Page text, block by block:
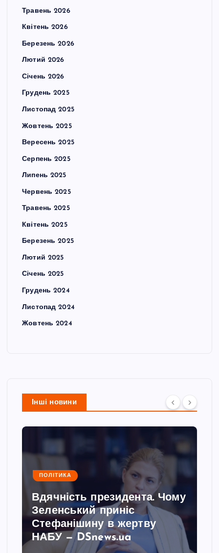
Травень 2026
Квітень 2026
Березень 2026
Лютий 2026
Січень 2026
Грудень 2025
Листопад 2025
Жовтень 2025
Вересень 2025
Серпень 2025
Липень 2025
Червень 2025
Травень 2025
Квітень 2025
Березень 2025
Лютий 2025
Січень 2025
Грудень 2024
Листопад 2024
Жовтень 2024
Інші новини
ПОЛІТИКА
Вдячність президента. Чому
Зеленський приніс
Стефанішину в жертву
НАБУ — DSnews.ua